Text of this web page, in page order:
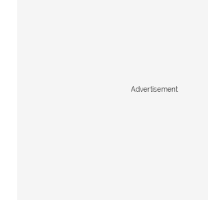
Advertisement